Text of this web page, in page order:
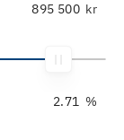
kr
%